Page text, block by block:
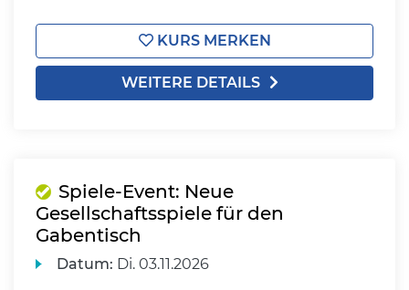
KURS MERKEN
WEITERE DETAILS
Spiele-Event: Neue
Gesellschaftsspiele für den
Gabentisch
Datum: Di. 03.11.2026